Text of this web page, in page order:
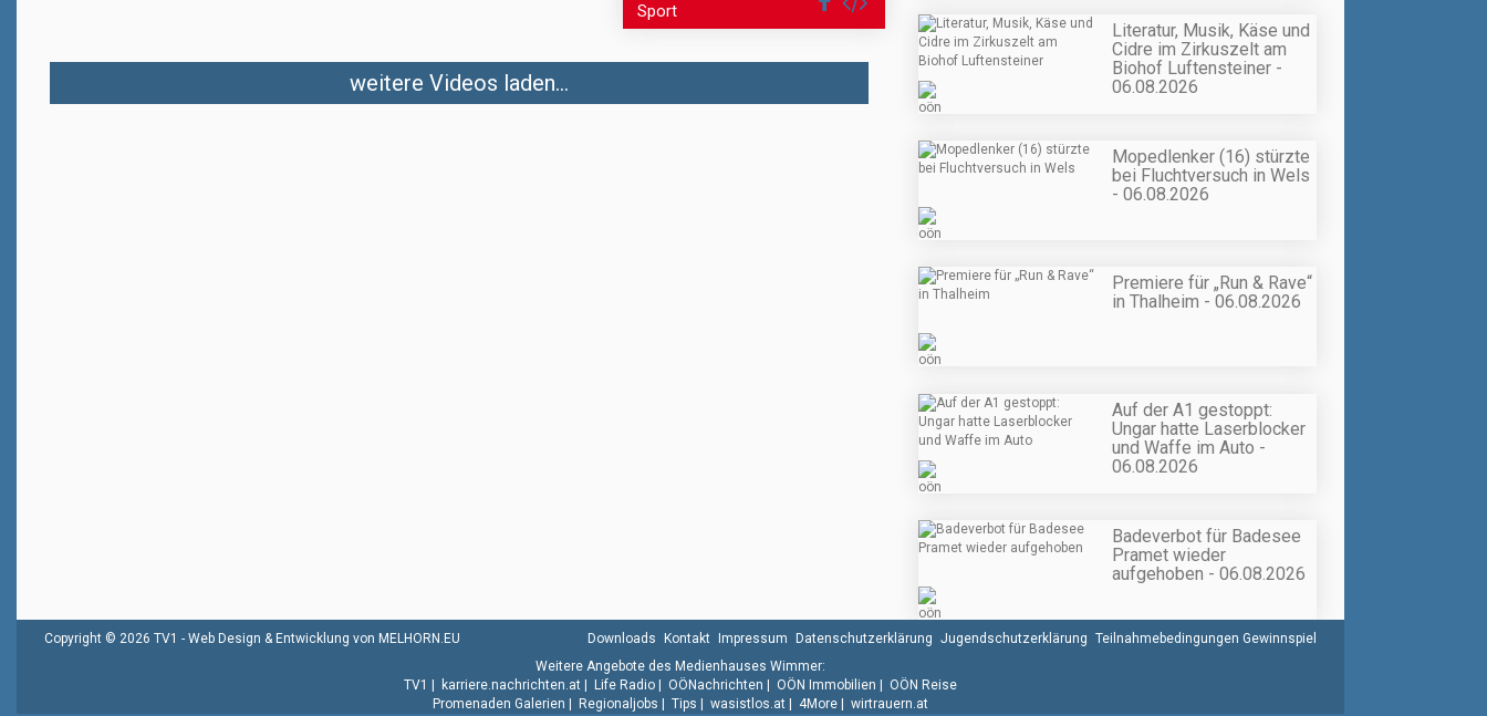
Sport
weitere Videos laden...
Literatur, Musik, Käse und
Cidre im Zirkuszelt am
Biohof Luftensteiner -
06.08.2026
Mopedlenker (16) stürzte
bei Fluchtversuch in Wels
- 06.08.2026
Premiere für „Run & Rave“
in Thalheim - 06.08.2026
Auf der A1 gestoppt:
Ungar hatte Laserblocker
und Waffe im Auto -
06.08.2026
Badeverbot für Badesee
Pramet wieder
aufgehoben - 06.08.2026
Copyright © 2026 TV1 - Web Design & Entwicklung von MELHORN.EU Downloads Kontakt Impressum Datenschutzerklärung Jugendschutzerklärung Teilnahmebedingungen Gewinnspiel
Weitere Angebote des Medienhauses Wimmer:
TV1
karriere.nachrichten.at Life Radio OÖNachrichten OÖN Immobilien
OÖN Reise
Promenaden Galerien
Regionaljobs Tips wasistlos.at 4More wirtrauern.at